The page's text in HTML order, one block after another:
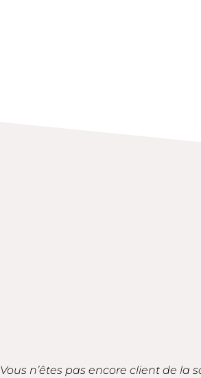
Vous n’êtes pas encore client de la